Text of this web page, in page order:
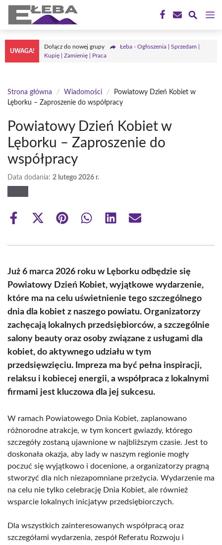
Przejdź
treści
UWAGA!
Dołącz do nowej grupy
Łeba - Ogłoszenia | Sprzedam |
Kupię | Zamienię | Praca
Strona główna / Wiadomości /
Powiatowy Dzień Kobiet w
Lęborku – Zaproszenie do współpracy
Powiatowy Dzień Kobiet w
Lęborku – Zaproszenie do
współpracy
Data dodania: 2 lutego 2026 r.
Share
Share
(Twitter)
Share Share Share Share
Już 6 marca 2026 roku w Lęborku odbędzie się
Powiatowy Dzień Kobiet, wyjątkowe wydarzenie,
które ma na celu uświetnienie tego szczególnego
dnia dla kobiet z naszego powiatu. Organizatorzy
zachęcają lokalnych przedsiębiorców, a szczególnie
salony beauty oraz osoby związane z usługami dla
kobiet, do aktywnego udziału w tym
przedsięwzięciu. Impreza ma być pełna inspiracji,
relaksu i kobiecej energii, a współpraca z lokalnymi
firmami jest kluczowa dla jej sukcesu.
W ramach Powiatowego Dnia Kobiet, zaplanowano
różnorodne atrakcje, w tym koncert gwiazdy, którego
szczegóły zostaną ujawnione w najbliższym czasie. Jest to
doskonała okazja, aby lady w naszym regionie mogły
poczuć się wyjątkowo i docenione, a organizatorzy pragną
stworzyć dla nich niezapomniane przeżycia. Wydarzenie ma
na celu nie tylko celebrację Dnia Kobiet, ale również
wsparcie lokalnych inicjatyw przedsiębiorczych.
Dla wszystkich zainteresowanych współpracą oraz
szczegółami wydarzenia, zespół Referatu Rozwoju i